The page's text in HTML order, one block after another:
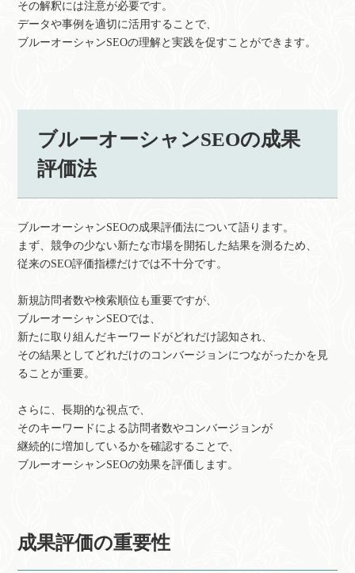
その解釈には注意が必要です。
データや事例を適切に活用することで、
ブルーオーシャンSEOの理解と実践を促すことができます。
ブルーオーシャンSEOの成果
評価法
ブルーオーシャンSEOの成果評価法について語ります。
まず、競争の少ない新たな市場を開拓した結果を測るため、
従来のSEO評価指標だけでは不十分です。
新規訪問者数や検索順位も重要ですが、
ブルーオーシャンSEOでは、
新たに取り組んだキーワードがどれだけ認知され、
その結果としてどれだけのコンバージョンにつながったかを見
ることが重要。
さらに、長期的な視点で、
そのキーワードによる訪問者数やコンバージョンが
継続的に増加しているかを確認することで、
ブルーオーシャンSEOの効果を評価します。
成果評価の重要性